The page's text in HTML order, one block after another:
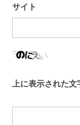
サイト
上に表示された文